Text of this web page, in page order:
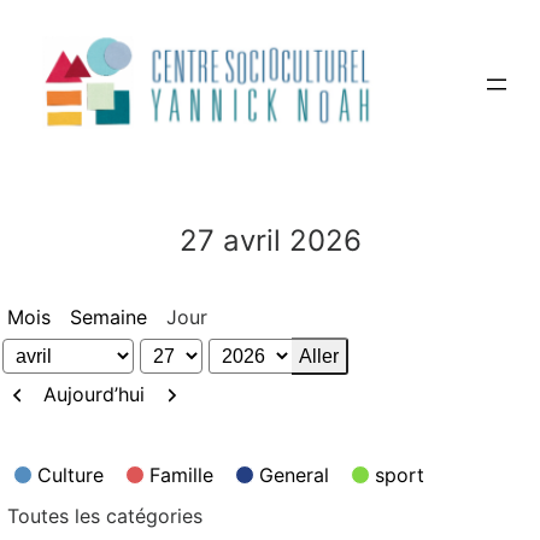
contenu
27 avril 2026
Mois Semaine Jour
Mois
Jour
Année
Précédent
Aujourd’hui Suivant
Catégories
Culture Famille General
sport
Toutes les catégories